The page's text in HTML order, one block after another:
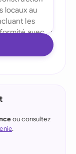
ou consultez
.